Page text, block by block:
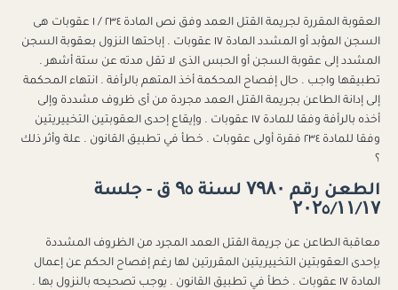
العقوبة المقررة لجريمة القتل العمد وفق نص المادة ٢٣٤ / ١ عقوبات هى
السجن المؤبد أو المشدد المادة ١٧ عقوبات . إباحتها النزول بعقوبة السجن
المشدد إلى عقوبة السجن أو الحبس الذى لا تقل مدته عن ستة أشهر .
تطبيقها واجب . حال إفصاح المحكمة أخذ المتهم بالرأفة . انتهاء المحكمة
إلى إدانة الطاعن بجريمة القتل العمد مجردة من أى ظروف مشددة وإلى
أخذه بالرأفة وفقا للمادة ١٧ عقوبات . وإيقاع إحدى العقوبتين التخييريتين
وفقا للمادة ٢٣٤ فقرة أولى عقوبات . خطأ في تطبيق القانون . علة وأثر ذلك
؟
الطعن رقم ۷۹۸۰ لسنة ۹٥ ق - جلسة
۲۰۲٥/۱۱/۱۷
معاقبة الطاعن عن جريمة القتل العمد المجرد من الظروف المشددة
بإحدى العقوبتين التخييريتين المقررتين لها رغم إفصاح الحكم عن إعمال
المادة ١٧ عقوبات . خطأ في تطبيق القانون . يوجب تصحيحه بالنزول بها .